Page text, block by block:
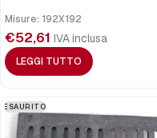
Misure: 192X192
€52,61 IVA inclusa
LEGGI TUTTO
ESAURITO